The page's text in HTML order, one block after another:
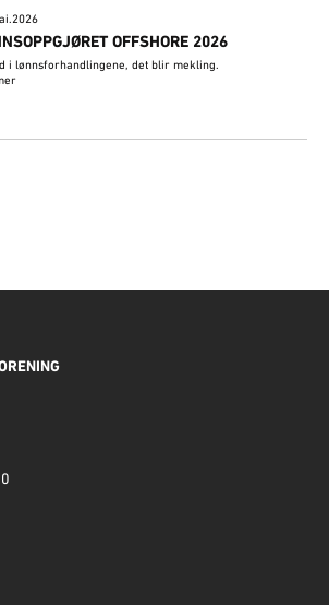
OFFSHORE 2026
i lønnsforhandlingene, det blir mekling.